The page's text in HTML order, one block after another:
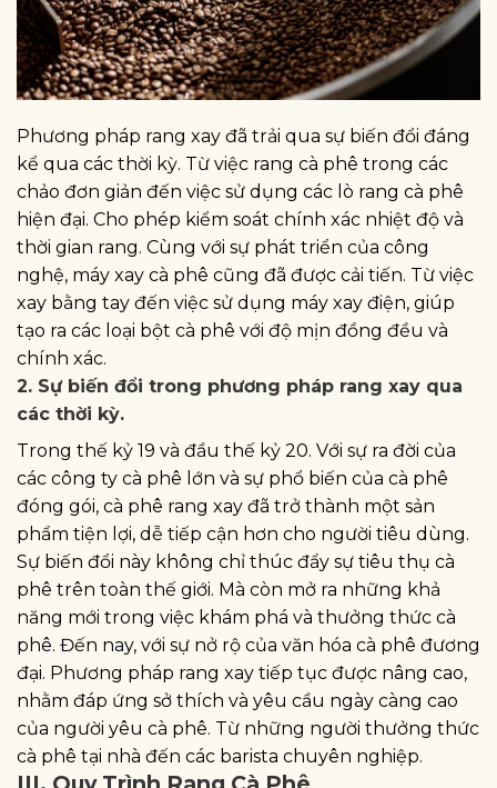
Phương pháp rang xay đã trải qua sự biến đổi đáng
kể qua các thời kỳ. Từ việc rang cà phê trong các
chảo đơn giản đến việc sử dụng các lò rang cà phê
hiện đại. Cho phép kiểm soát chính xác nhiệt độ và
thời gian rang. Cùng với sự phát triển của công
nghệ, máy xay cà phê cũng đã được cải tiến. Từ việc
xay bằng tay đến việc sử dụng máy xay điện, giúp
tạo ra các loại bột cà phê với độ mịn đồng đều và
chính xác.
2. Sự biến đổi trong phương pháp rang xay qua
các thời kỳ.
Trong thế kỷ 19 và đầu thế kỷ 20. Với sự ra đời của
các công ty cà phê lớn và sự phổ biến của cà phê
đóng gói, cà phê rang xay đã trở thành một sản
phẩm tiện lợi, dễ tiếp cận hơn cho người tiêu dùng.
Sự biến đổi này không chỉ thúc đẩy sự tiêu thụ cà
phê trên toàn thế giới. Mà còn mở ra những khả
năng mới trong việc khám phá và thưởng thức cà
phê. Đến nay, với sự nở rộ của văn hóa cà phê đương
đại. Phương pháp rang xay tiếp tục được nâng cao,
nhằm đáp ứng sở thích và yêu cầu ngày càng cao
của người yêu cà phê. Từ những người thưởng thức
cà phê tại nhà đến các barista chuyên nghiệp.